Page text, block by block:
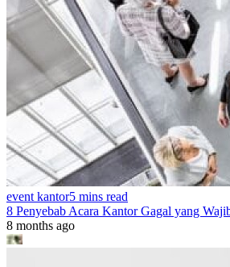
event kantor5 mins read
8 Penyebab Acara Kantor Gagal yang
8 months ago